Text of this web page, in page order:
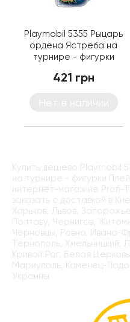
Playmobil 5355 Рыцарь
ордена Ястреба на
турнире - фигурки
421 грн
Купить дёшево Playmobil
на турнире - фигурки
интернет-магазине
заказать с доставкой в
Харьков, Львов,
Полтаву, Чернигов,
Черновцы, Ровно, Ивано-
Тернополь, Хмельницкий,
Кривой Рог, Белая
Мариуполь, Каменец-
Украины